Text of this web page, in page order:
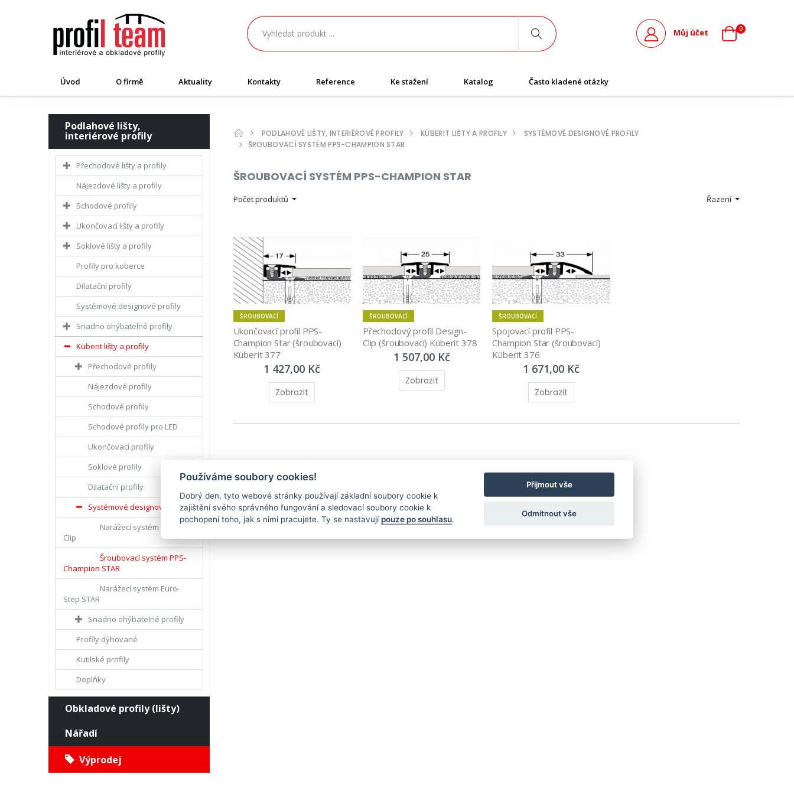
Můj účet 0
Úvod O firmě Aktuality Kontakty Reference Ke stažení Katalog Často kladené otázky
Podlahové lišty,
interiérové profily
Přechodové lišty a profily
Nájezdové lišty a profily
Schodové profily
Ukončovací lišty a profily
Soklové lišty a profily
Profily pro koberce
Dilatační profily
Systémové designové profily
Snadno ohýbatelné profily
Küberit lišty a profily
Přechodové profily
Nájezdové profily
Schodové profily
Schodové profily pro LED
Ukončovací profily
Soklové profily
Dilatační profily
Systémové designové profily
Narážecí systém Design-
Clip
Šroubovací systém PPS-
Champion STAR
Narážecí systém Euro-
Step STAR
Snadno ohýbatelné profily
Profily dýhované
Kutilské profily
Doplňky
Obkladové profily (lišty)
Nářadí
Výprodej
PODLAHOVÉ LIŠTY, INTERIÉROVÉ PROFILY KÜBERIT LIŠTY A PROFILY
SYSTÉMOVÉ DESIGNOVÉ PROFILY
ŠROUBOVACÍ SYSTÉM PPS-CHAMPION STAR
ŠROUBOVACÍ SYSTÉM PPS-CHAMPION STAR
Počet produktů Řazení
ŠROUBOVACÍ
Ukončovací profil PPS-
Champion Star (šroubovací)
Küberit 377
1 427,00 Kč
Zobrazit
ŠROUBOVACÍ
Přechodový profil Design-
Clip (šroubovací) Küberit 378
1 507,00 Kč
Zobrazit
ŠROUBOVACÍ
Spojovací profil PPS-
Champion Star (šroubovací)
Küberit 376
1 671,00 Kč
Zobrazit
Používáme soubory cookies!
Dobrý den, tyto webové stránky používají základní soubory cookie k
zajištění svého správného fungování a sledovací soubory cookie k
pochopení toho, jak s nimi pracujete. Ty se nastavují pouze po souhlasu.
Přijmout vše
Odmítnout vše